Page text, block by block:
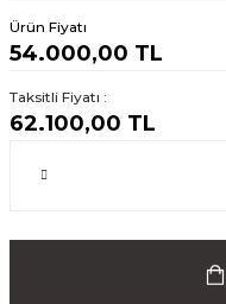
Ürün Fiyatı
54.000,00 TL
Taksitli Fiyatı :
62.100,00 TL